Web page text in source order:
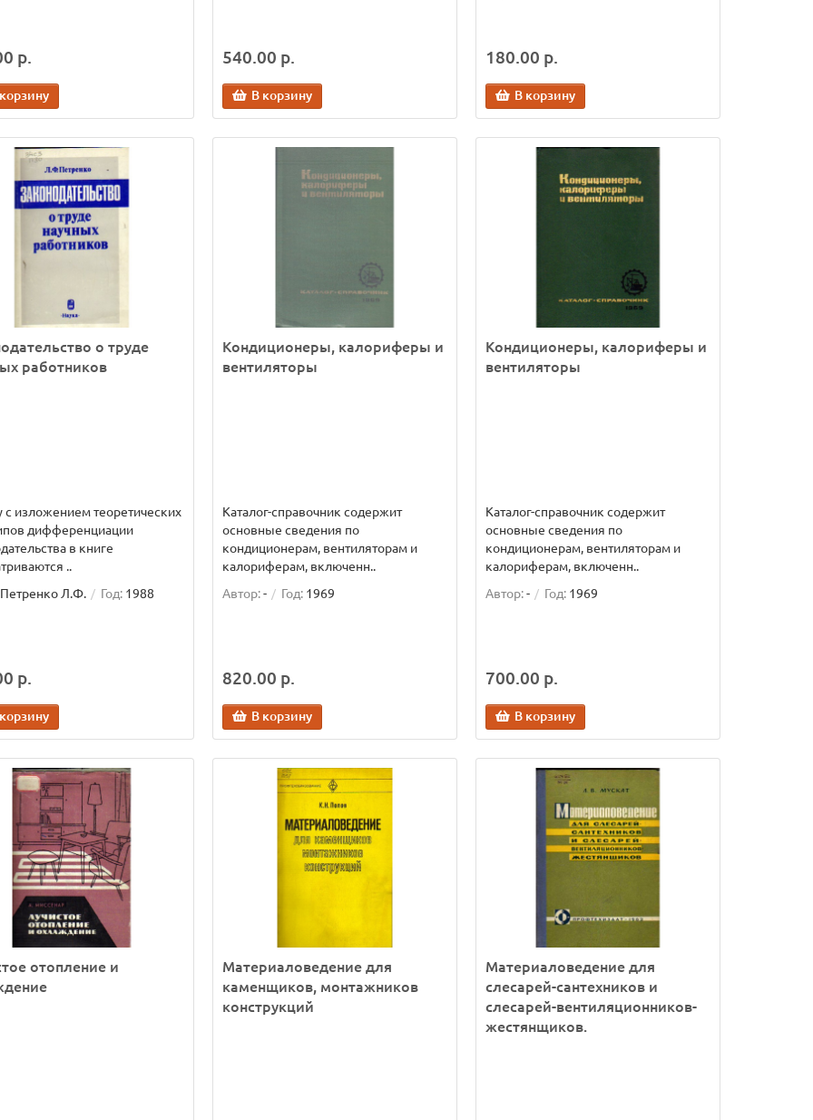
р. 540.00 р.
В корзину
180.00 р.
В корзину
о труде
работников
с изложением теоретических
дифференциации
в книге
..
Петренко Л.Ф. Год: 1988
р.
Кондиционеры, калориферы и
вентиляторы
Каталог-справочник содержит
основные сведения по
кондиционерам, вентиляторам и
калориферам, включенн..
Автор:- Год: 1969
820.00 р.
В корзину
Кондиционеры, калориферы и
вентиляторы
Каталог-справочник содержит
основные сведения по
кондиционерам, вентиляторам и
калориферам, включенн..
Автор:- Год: 1969
700.00 р.
В корзину
отопление и
Материаловедение для
каменщиков, монтажников
конструкций
Материаловедение для
слесарей-сантехников и
слесарей-вентиляционников-
жестянщиков.